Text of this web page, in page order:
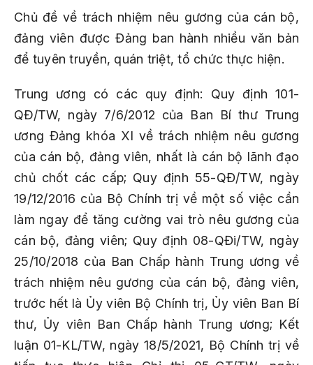
Chủ đề về trách nhiệm nêu gương của cán bộ,
đảng viên được Đảng ban hành nhiều văn bản
để tuyên truyền, quán triệt, tổ chức thực hiện.
Trung ương có các quy định: Quy định 101-
QÐ/TW, ngày 7/6/2012 của Ban Bí thư Trung
ương Đảng khóa XI về trách nhiệm nêu gương
của cán bộ, đảng viên, nhất là cán bộ lãnh đạo
chủ chốt các cấp; Quy định 55-QĐ/TW, ngày
19/12/2016 của Bộ Chính trị về một số việc cần
làm ngay để tăng cường vai trò nêu gương của
cán bộ, đảng viên; Quy định 08-QĐi/TW, ngày
25/10/2018 của Ban Chấp hành Trung ương về
trách nhiệm nêu gương của cán bộ, đảng viên,
trước hết là Ủy viên Bộ Chính trị, Ủy viên Ban Bí
thư, Ủy viên Ban Chấp hành Trung ương; Kết
luận 01-KL/TW, ngày 18/5/2021, Bộ Chính trị về